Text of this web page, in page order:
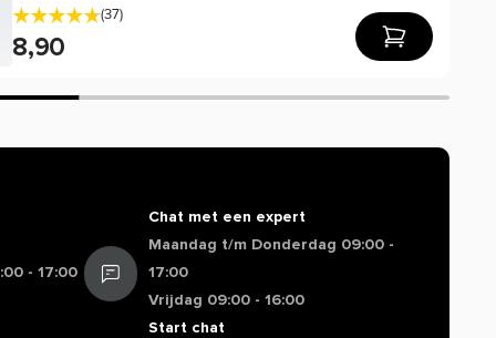
(37)
8,90
- 17:00
Chat met een expert
Maandag t/m Donderdag 09:00 -
17:00
Vrijdag 09:00 - 16:00
Start chat